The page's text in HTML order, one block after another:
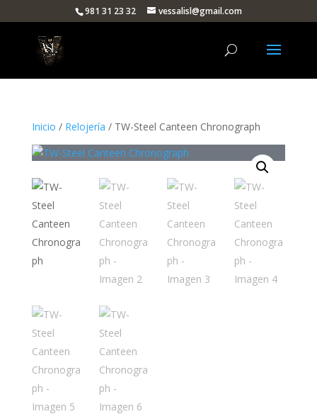
981 31 23 32 vessalisl@gmail.com
Inicio / Relojería / TW-Steel Canteen Chronograph